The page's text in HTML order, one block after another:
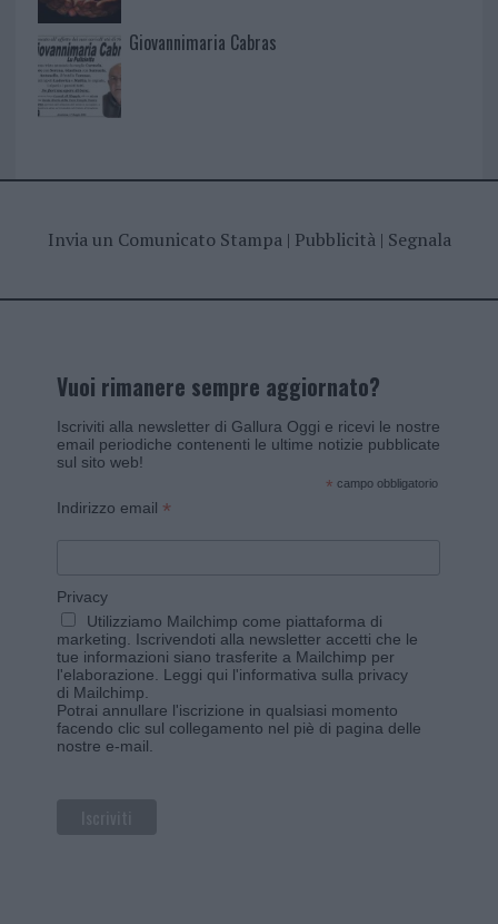
Giovannimaria Cabras
Invia un Comunicato Stampa| Pubblicità| Segnala
Vuoi rimanere sempre aggiornato?
Iscriviti alla newsletter di Gallura Oggi e ricevi le nostre
email periodiche contenenti le ultime notizie pubblicate
sul sito web!
* campo obbligatorio
Indirizzo email *
Privacy
Utilizziamo Mailchimp come piattaforma di
marketing. Iscrivendoti alla newsletter accetti che le
tue informazioni siano trasferite a Mailchimp per
l'elaborazione. Leggi qui l'informativa sulla privacy
di Mailchimp
Potrai annullare l'iscrizione in qualsiasi momento
facendo clic sul collegamento nel piè di pagina delle
nostre e-mail.